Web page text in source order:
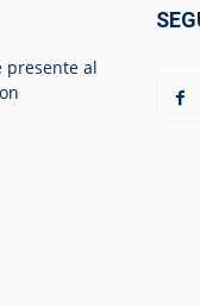
presente al